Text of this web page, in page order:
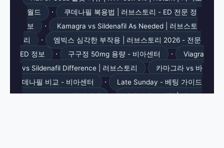
월드
·
쿠데나필 복용법 | 러브스토리 - ED 전문 정
보
·
Kamagra vs Sildenafil As Needed | 러브스토
리
·
엠빅스 심각한 부작용 | 러브스토리 2026 - 전문
ED 정보
· 구구정 50mg 용량 - 비아센터 ·
Viagra
vs Sildenafil Difference | 러브스토리
카마그라 vs 바
데나필 비교 - 비아센터
·
Late Sunday - 베팅 가이드
2026 #C52 - 무한배팅맵
·
비아그라 코막힘 | 러브스